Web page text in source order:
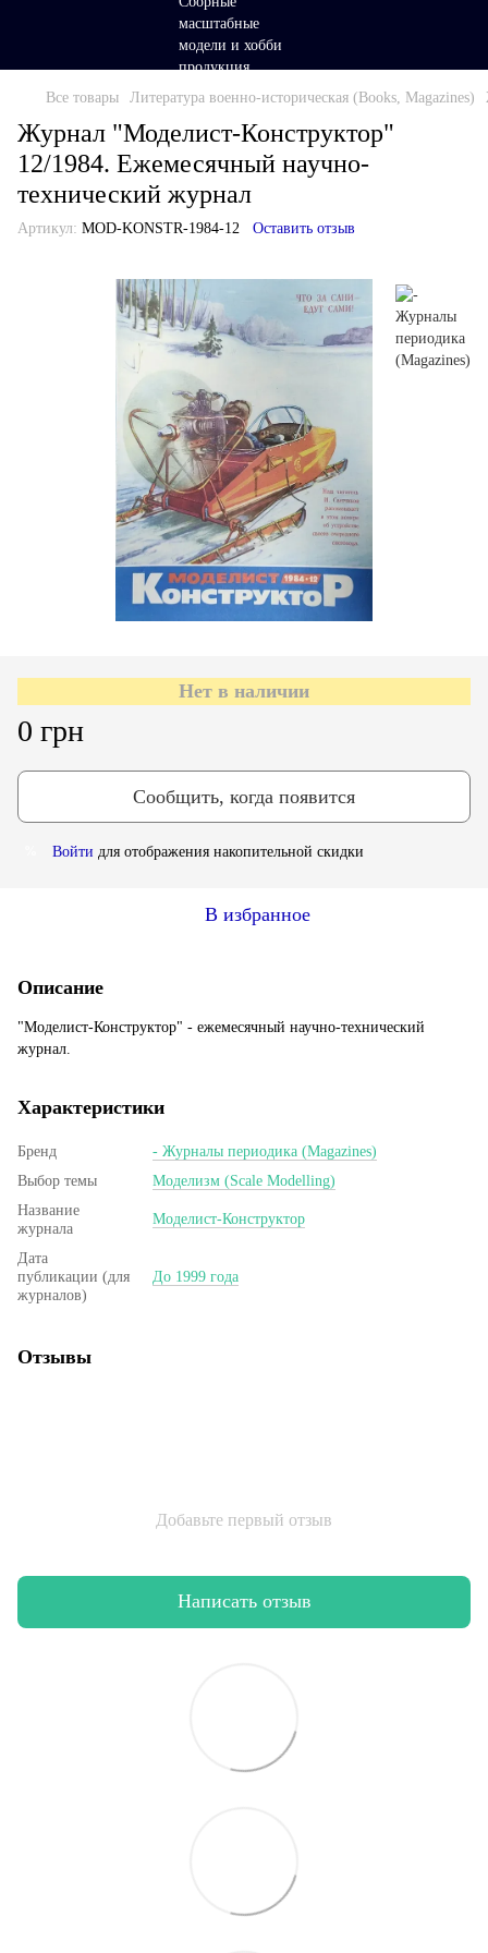
Все товары Литература военно-историческая (Books, Magazines)
Журнал "Моделист-Конструктор"
12/1984. Ежемесячный научно-
технический журнал
Артикул: MOD-KONSTR-1984-12 Оставить отзыв
Нет в наличии
0 грн
Сообщить, когда появится
Войти для отображения накопительной скидки
В избранное
Описание
"Моделист-Конструктор" - ежемесячный научно-технический
журнал.
Характеристики
Бренд
- Журналы периодика (Magazines)
Выбор темы
Моделизм (Scale Modelling)
Название
журнала
Моделист-Конструктор
Дата
публикации (для
журналов)
До 1999 года
Отзывы
Добавьте первый отзыв
Написать отзыв